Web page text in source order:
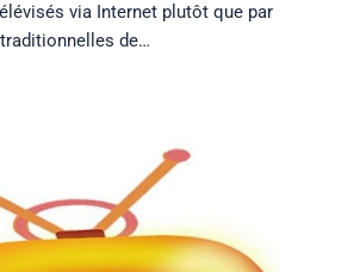
via Internet plutôt que par
de…